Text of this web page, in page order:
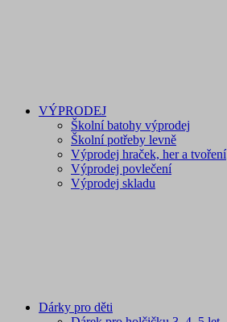
VÝPRODEJ
Školní batohy výprodej
Školní potřeby levně
Výprodej hraček, her a tvoření
Výprodej povlečení
Výprodej skladu
Dárky pro děti